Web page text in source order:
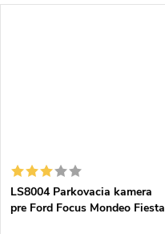
LS8004 Parkovacia kamera
pre Ford Focus Mondeo Fiesta